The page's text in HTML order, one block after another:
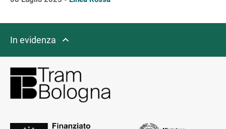
In evidenza